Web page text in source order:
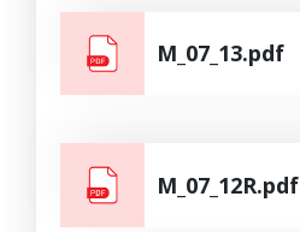
M_07_13.pdf
M_07_12R.pdf